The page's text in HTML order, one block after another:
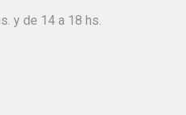
y de 14 a 18 hs.